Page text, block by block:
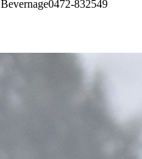
Bevernage0472-832549